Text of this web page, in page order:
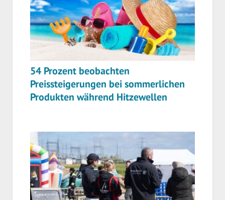
54 Prozent beobachten
Preissteigerungen bei sommerlichen
Produkten während Hitzewellen